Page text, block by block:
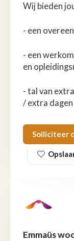
Wij bieden
- een
- een
en
- tal van
/ extra
Solliciteer
Emmaüs